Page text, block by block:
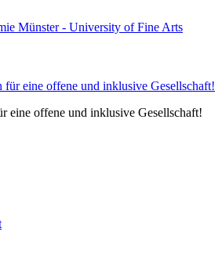
eine offene und inklusive Gesellschaft!